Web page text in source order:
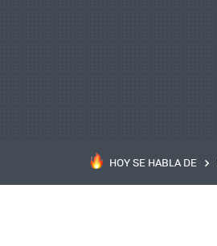
HOY SE HABLA DE